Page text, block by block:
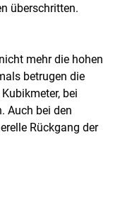
überschritten.
mehr die hohen
betrugen die
bei
Auch bei den
Rückgang der